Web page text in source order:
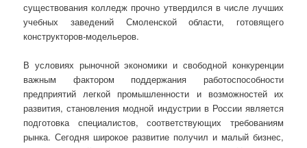
существования колледж прочно утвердился в числе лучших
учебных заведений Смоленской области, готовящего
конструкторов-модельеров.
В условиях рыночной экономики и свободной конкуренции
важным фактором поддержания работоспособности
предприятий легкой промышленности и возможностей их
развития, становления модной индустрии в России является
подготовка специалистов, соответствующих требованиям
рынка. Сегодня широкое развитие получил и малый бизнес,